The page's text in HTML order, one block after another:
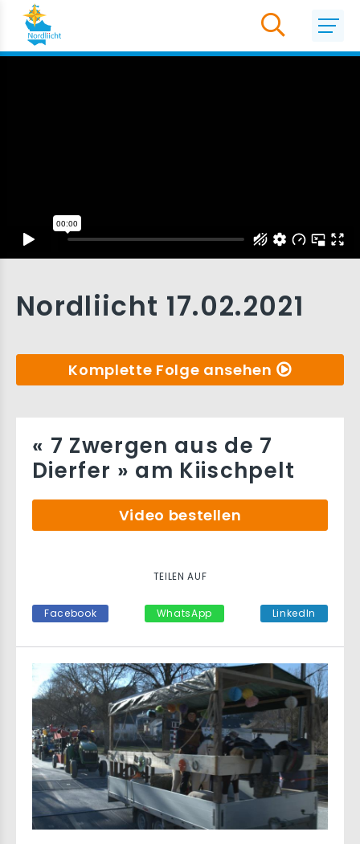
Nordliicht 17.02.2021
Komplette Folge ansehen
« 7 Zwergen aus de 7
Dierfer » am Kiischpelt
Video bestellen
TEILEN AUF
Facebook WhatsApp LinkedIn